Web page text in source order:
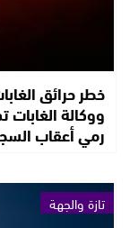
خطر حرائق
ووكالة الغابات
رمي أعقاب
تازة والجهة